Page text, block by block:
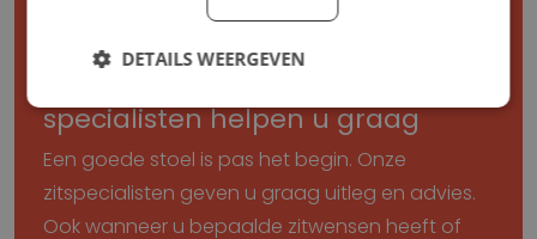
maatwerk stoel? Onze
specialisten helpen u graag
Een goede stoel is pas het begin. Onze
zitspecialisten geven u graag uitleg en advies.
Ook wanneer u bepaalde zitwensen heeft of
DETAILS WEERGEVEN
Strikt
noodzakelijk
Prestatie Targeting
Functioneel